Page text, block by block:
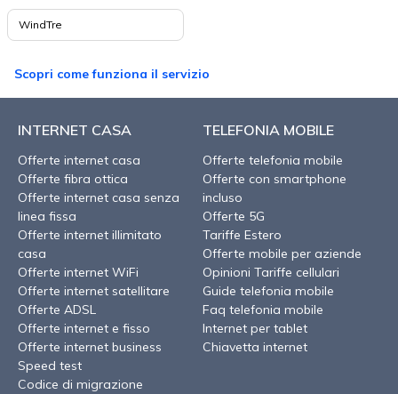
WindTre
Scopri come funziona il servizio
INTERNET CASA
Offerte internet casa
Offerte fibra ottica
Offerte internet casa senza
linea fissa
Offerte internet illimitato
casa
Offerte internet WiFi
Offerte internet satellitare
Offerte ADSL
Offerte internet e fisso
Offerte internet business
Speed test
Codice di migrazione
TELEFONIA MOBILE
Offerte telefonia mobile
Offerte con smartphone
incluso
Offerte 5G
Tariffe Estero
Offerte mobile per aziende
Opinioni Tariffe cellulari
Guide telefonia mobile
Faq telefonia mobile
Internet per tablet
Chiavetta internet